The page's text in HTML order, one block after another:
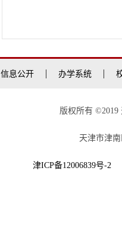
信息公开 办学系统
版权所有
天津市津
津ICP备12006839号-2